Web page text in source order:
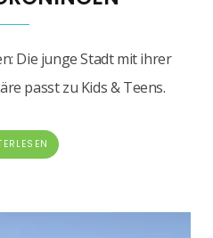
Die junge Stadt mit ihrer
passt zu Kids & Teens.